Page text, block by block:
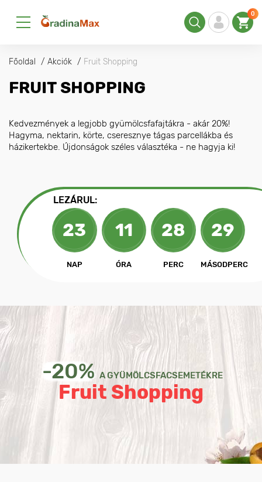
0
Főoldal Akciók Fruit Shopping
FRUIT SHOPPING
Kedvezmények a legjobb gyümölcsfafajtákra - akár 20%!
Hagyma, nektarin, körte, cseresznye tágas parcellákba és
házikertekbe. Újdonságok széles választéka - ne hagyja ki!
LEZÁRUL:
23
NAP
11
ÓRA
28
PERC
27
MÁSODPERC
-20% A GYÜMÖLCSFACSEMETÉKRE
Fruit Shopping